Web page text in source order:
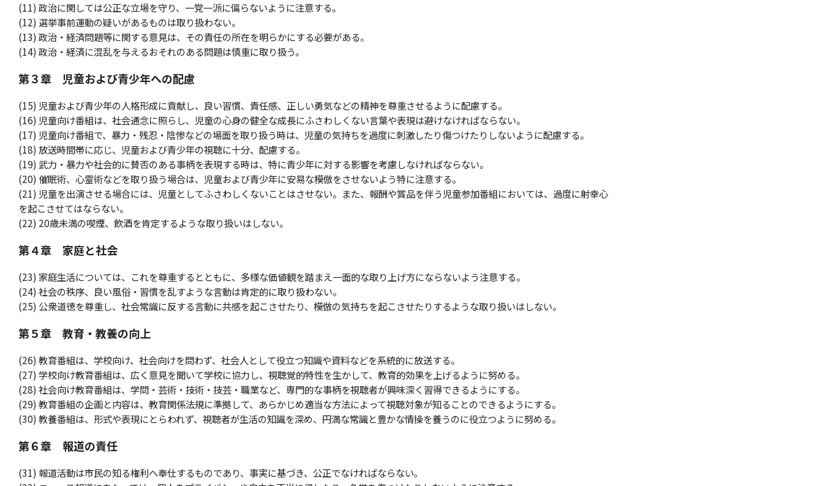
(11) 政治に関しては公正な立場を守り、一党一派に偏らないように注意する。
(12) 選挙事前運動の疑いがあるものは取り扱わない。
(13) 政治・経済問題等に関する意見は、その責任の所在を明らかにする必要がある。
(14) 政治・経済に混乱を与えるおそれのある問題は慎重に取り扱う。
第３章 児童および青少年への配慮
(15) 児童および青少年の人格形成に貢献し、良い習慣、責任感、正しい勇気などの精神を尊重させるように配慮する。
(16) 児童向け番組は、社会通念に照らし、児童の心身の健全な成長にふさわしくない言葉や表現は避けなければならない。
(17) 児童向け番組で、暴力・残忍・陰惨などの場面を取り扱う時は、児童の気持ちを過度に刺激したり傷つけたりしないように配慮する。
(18) 放送時間帯に応じ、児童および青少年の視聴に十分、配慮する。
(19) 武力・暴力や社会的に賛否のある事柄を表現する時は、特に青少年に対する影響を考慮しなければならない。
(20) 催眠術、心霊術などを取り扱う場合は、児童および青少年に安易な模倣をさせないよう特に注意する。
(21) 児童を出演させる場合には、児童としてふさわしくないことはさせない。また、報酬や賞品を伴う児童参加番組においては、過度に射幸心
を起こさせてはならない。
(22) 20歳未満の喫煙、飲酒を肯定するような取り扱いはしない。
第４章 家庭と社会
(23) 家庭生活については、これを尊重するとともに、多様な価値観を踏まえ一面的な取り上げ方にならないよう注意する。
(24) 社会の秩序、良い風俗・習慣を乱すような言動は肯定的に取り扱わない。
(25) 公衆道徳を尊重し、社会常識に反する言動に共感を起こさせたり、模倣の気持ちを起こさせたりするような取り扱いはしない。
第５章 教育・教養の向上
(26) 教育番組は、学校向け、社会向けを問わず、社会人として役立つ知識や資料などを系統的に放送する。
(27) 学校向け教育番組は、広く意見を聞いて学校に協力し、視聴覚的特性を生かして、教育的効果を上げるように努める。
(28) 社会向け教育番組は、学問・芸術・技術・技芸・職業など、専門的な事柄を視聴者が興味深く習得できるようにする。
(29) 教育番組の企画と内容は、教育関係法規に準拠して、あらかじめ適当な方法によって視聴対象が知ることのできるようにする。
(30) 教養番組は、形式や表現にとらわれず、視聴者が生活の知識を深め、円満な常識と豊かな情操を養うのに役立つように努める。
第６章 報道の責任
(31) 報道活動は市民の知る権利へ奉仕するものであり、事実に基づき、公正でなければならない｡